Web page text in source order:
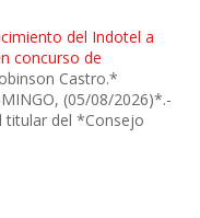
del Indotel a
concurso de
Castro.*
(05/08/2026)*.-
titular del *Consejo